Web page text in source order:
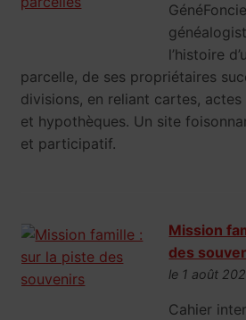
l’histoire
parcelle, de ses propriétaires
divisions, en reliant cartes,
et hypothèques. Un site
et participatif.
Mission
des
le 1 août
Cahier